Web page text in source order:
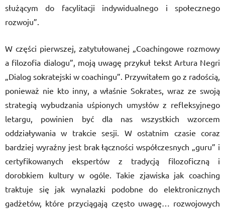
służącym do facylitacji indywidualnego i społecznego
rozwoju”.
W części pierwszej, zatytułowanej „Coachingowe rozmowy
a filozofia dialogu”, moją uwagę przykuł tekst Artura Negri
„Dialog sokratejski w coachingu”. Przywitałem go z radością,
ponieważ nie kto inny, a właśnie Sokrates, wraz ze swoją
strategią wybudzania uśpionych umysłów z refleksyjnego
letargu, powinien być dla nas wszystkich wzorcem
oddziaływania w trakcie sesji. W ostatnim czasie coraz
bardziej wyraźny jest brak łączności współczesnych „guru” i
certyfikowanych ekspertów z tradycją filozoficzną i
dorobkiem kultury w ogóle. Takie zjawiska jak coaching
traktuje się jak wynalazki podobne do elektronicznych
gadżetów, które przyciągają często uwagę… rozwojowych